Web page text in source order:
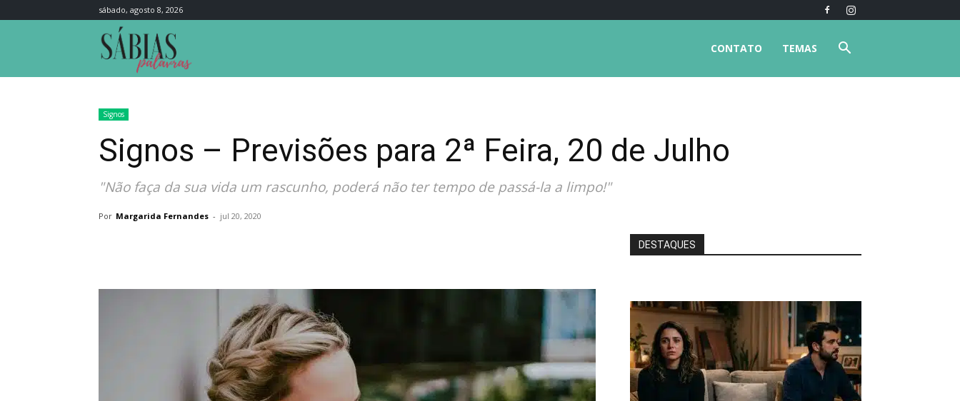
sábado, agosto 8, 2026
TEMAS
CONTATO
Signos
Signos – Previsões para 2ª Feira, 20 de Julho
"Não faça da sua vida um rascunho, poderá não ter tempo de passá-la a limpo!"
Por Margarida Fernandes - jul 20, 2020
DESTAQUES